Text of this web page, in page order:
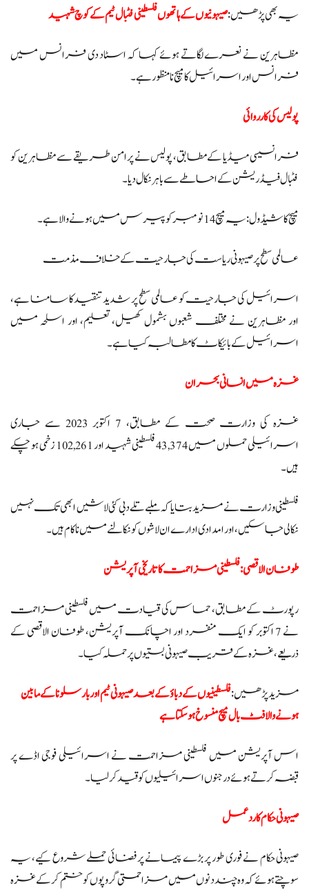
یہ بھی پڑھیں:صیہونیوں کے ہاتھوں فلسطینی فٹبال ٹیم کے کوچ شہید
مظاہرین نے نعرے لگاتے ہوئے کہا کہ اسٹاد دی فرانس میں
فرانس اور اسرائیل کا میچ نامنظور ہے۔
پولیس کی کارروائی
فرانسیسی میڈیا کے مطابق، پولیس نے پرامن طریقے سے مظاہرین کو
فٹبال فیڈریشن کے احاطے سے باہر نکال دیا۔
میچ کا شیڈول: یہ میچ 14 نومبر کو پیرس میں ہونے والا ہے۔
عالمی سطح پر صیہونی ریاست کی جارحیت کے خلاف مذمت
اسرائیل کی جارحیت کو عالمی سطح پر شدید تنقید کا سامنا ہے،
اور مظاہرین نے مختلف شعبوں بشمول کھیل، تعلیم، اور اسلحہ میں
اسرائیل کے بائیکاٹ کا مطالبہ کیا ہے۔
غزہ میں انسانی بحران
غزہ کی وزارت صحت کے مطابق، 7 اکتوبر 2023 سے جاری
اسرائیلی حملوں میں 43,374 فلسطینی شہید اور 102,261 زخمی ہو چکے
ہیں۔
فلسطینی وزارت نے مزید بتایا کہ ملبے تلے دبی کئی لاشیں ابھی تک نہیں
نکالی جا سکیں، اور امدادی ادارے ان لاشوں کو نکالنے میں ناکام ہیں۔
طوفان الاقصی: فلسطینی مزاحمت کا تاریخی آپریشن
رپورٹ کے مطابق، حماس کی قیادت میں فلسطینی مزاحمت
نے 7 اکتوبر کو ایک منفرد اور اچانک آپریشن، طوفان الاقصی کے
ذریعے، غزہ کے قریب صیہونی بستیوں پر حملہ کیا۔
مزید پڑھیں:فلسطینیوں کے دباؤ کے بعد صیہونی ٹیم اور بارسلونا کے مابین
ہونے والا فٹ بال میچ منسوخ ہوسکتا ہے
اس آپریشن میں فلسطینی مزاحمت نے اسرائیلی فوجی اڈے پر
قبضہ کرتے ہوئے درجنوں اسرائیلیوں کو قید کر لیا۔
صیہونی حکام کا ردعمل
صیہونی حکام نے فوری طور پر بڑے پیمانے پر فضائی حملے شروع کیے، یہ
سوچتے ہوئے کہ وہ چند دنوں میں مزاحمتی گروپوں کو ختم کر کے غزہ